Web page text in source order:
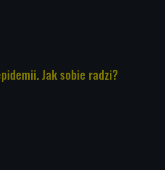
Jak sobie radzi?